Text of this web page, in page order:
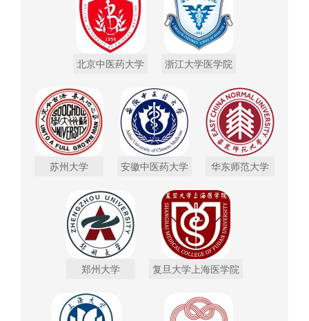
北京中医药大学 浙江大学医学院
苏州大学 安徽中医药大学 华东师范大学
郑州大学 复旦大学上海医学院